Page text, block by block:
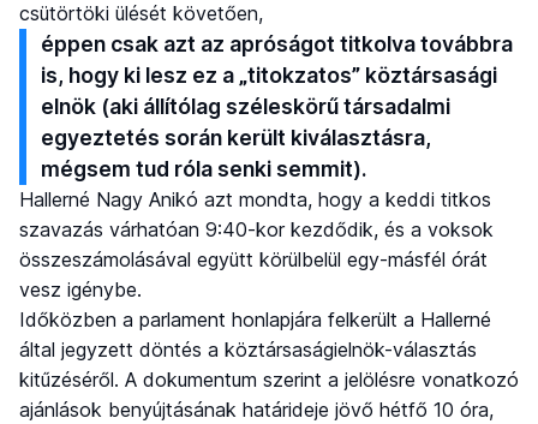
csütörtöki ülését követően,
éppen csak azt az apróságot titkolva továbbra
is, hogy ki lesz ez a „titokzatos” köztársasági
elnök (aki állítólag széleskörű társadalmi
egyeztetés során került kiválasztásra,
mégsem tud róla senki semmit).
Hallerné Nagy Anikó azt mondta, hogy a keddi titkos
szavazás várhatóan 9:40-kor kezdődik, és a voksok
összeszámolásával együtt körülbelül egy-másfél órát
vesz igénybe.
Időközben a parlament honlapjára felkerült a Hallerné
által jegyzett döntés a köztársaságielnök-választás
kitűzéséről. A dokumentum szerint a jelölésre vonatkozó
ajánlások benyújtásának határideje jövő hétfő 10 óra,